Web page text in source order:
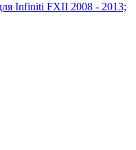
Infiniti FXII 2008 - 2013;